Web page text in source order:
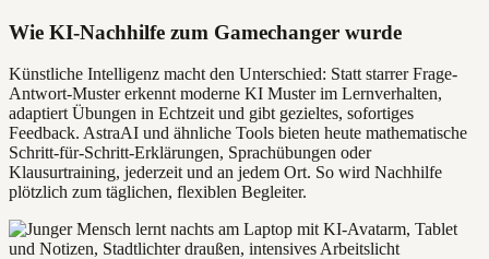
Wie KI-Nachhilfe zum Gamechanger wurde
Künstliche Intelligenz macht den Unterschied: Statt starrer Frage-
Antwort-Muster erkennt moderne KI Muster im Lernverhalten,
adaptiert Übungen in Echtzeit und gibt gezieltes, sofortiges
Feedback. AstraAI und ähnliche Tools bieten heute mathematische
Schritt-für-Schritt-Erklärungen, Sprachübungen oder
Klausurtraining, jederzeit und an jedem Ort. So wird Nachhilfe
plötzlich zum täglichen, flexiblen Begleiter.